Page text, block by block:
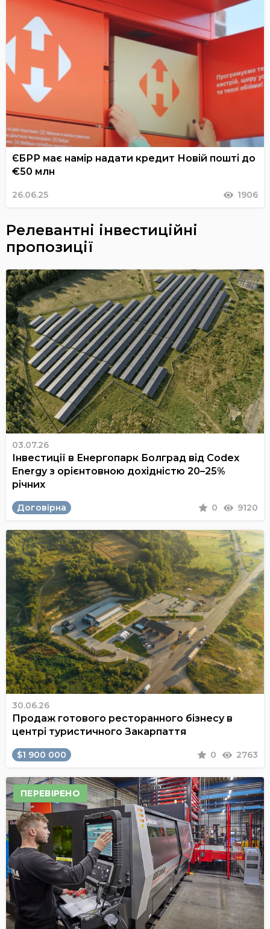
ЄБРР має намір надати кредит Новій пошті до
€50 млн
26.06.25 1906
Релевантні інвестиційні
пропозиції
03.07.26
Інвестиції в Енергопарк Болград від Codex
Energy з орієнтовною дохідністю 20–25%
річних
Договірна 0 9120
30.06.26
Продаж готового ресторанного бізнесу в
центрі туристичного Закарпаття
$1 900 000 0 2763
ПЕРЕВІРЕНО